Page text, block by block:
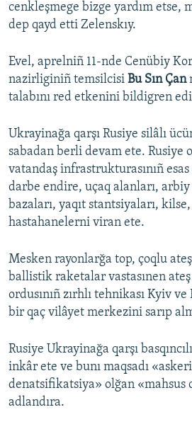
cenkleşmege bizge yardım etse,
dep qayd etti Zelenskıy.
Evel, aprelniñ 11-nde Cenübiy
nazirliginiñ temsilcisi Bu Sın Çan
talabını red etkenini bildigren
Ukrayinağa qarşı Rusiye silâlı
sabadan berli devam ete. Rusiye
vatandaş infrastrukturasınıñ
darbe endire, uçaq alanları,
bazaları, yaqıt stantsiyaları,
hastahanelerni viran ete.
Mesken rayonlarğa top, çoqlu
ballistik raketalar vastasınen ateş
ordusınıñ zırhlı tehnikası Kyiv ve
bir qaç vilâyet merkezini sarıp
Rusiye Ukrayinağa qarşı
inkâr ete ve bunı maqsadı
denatsifikatsiya» olğan «mahsus
adlandıra.